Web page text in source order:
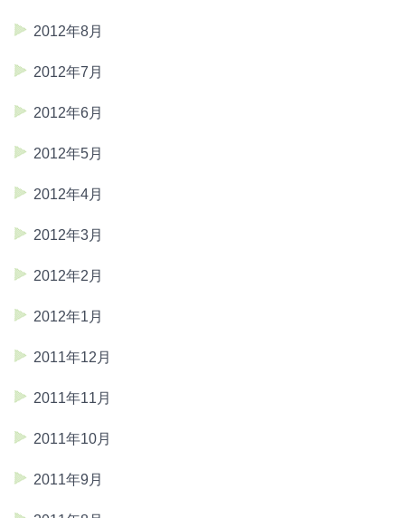
2012年8月
2012年7月
2012年6月
2012年5月
2012年4月
2012年3月
2012年2月
2012年1月
2011年12月
2011年11月
2011年10月
2011年9月